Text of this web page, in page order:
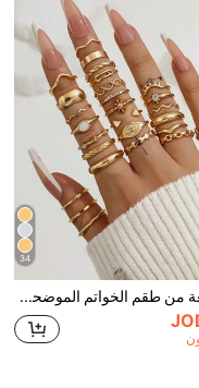
34
30 قطعة من طقم الخواتم الموضحة والتي تشمل نجمة البحر، رباعي أوراق البرسيم، حجر راين مبسط، العين الشريرة وتصميمات هندسية بوهيمية عصرية